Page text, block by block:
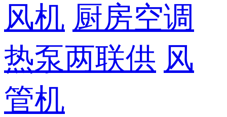
风机 厨房空调
热泵两联供 风
管机